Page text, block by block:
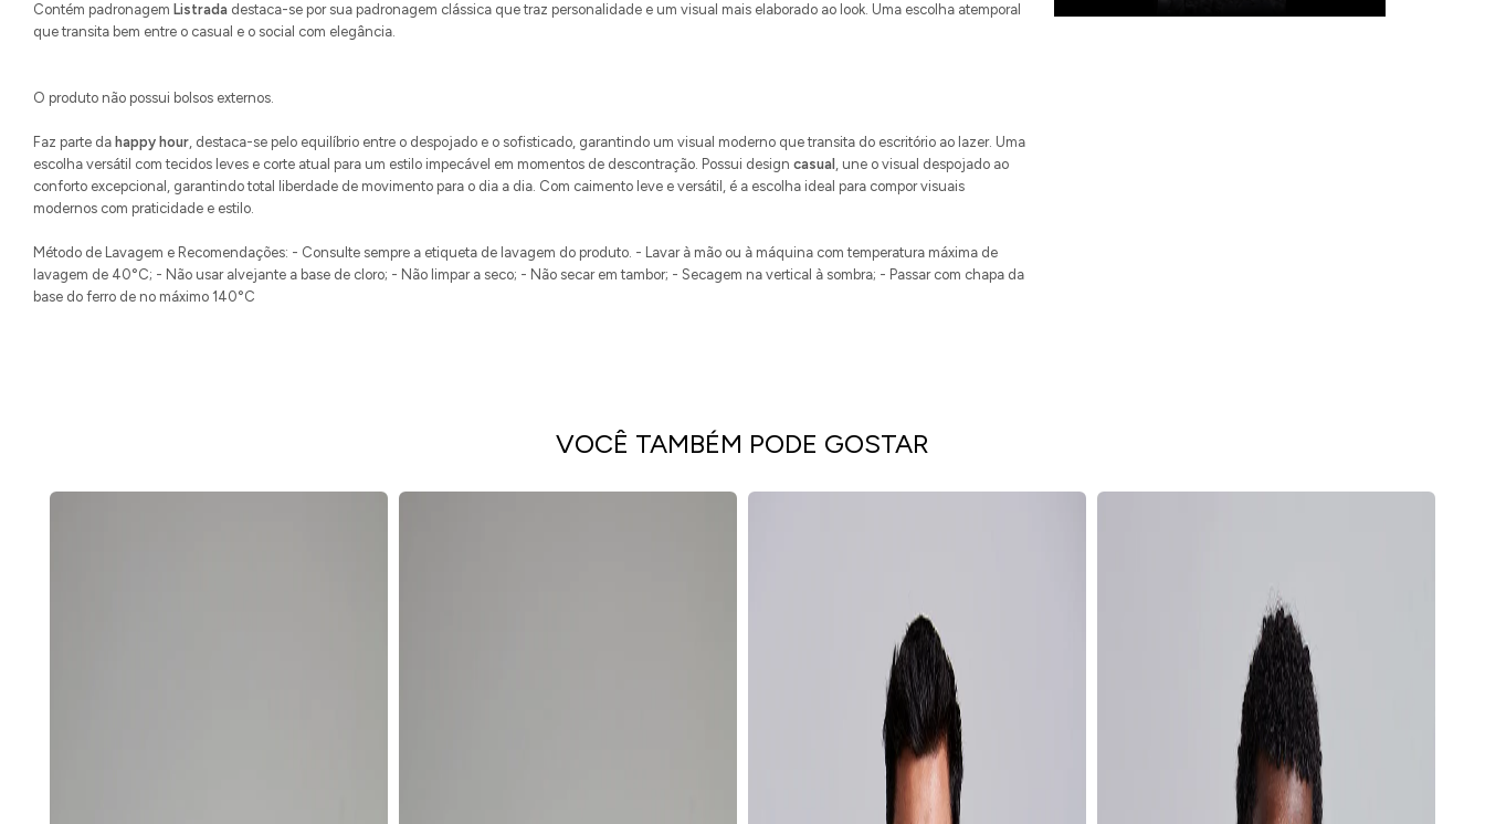
Contém padronagem Listrada destaca-se por sua padronagem clássica que traz personalidade e um visual mais elaborado ao look. Uma escolha atemporal
que transita bem entre o casual e o social com elegância.
O produto não possui bolsos externos.
Faz parte da happy hour, destaca-se pelo equilíbrio entre o despojado e o sofisticado, garantindo um visual moderno que transita do escritório ao lazer. Uma
escolha versátil com tecidos leves e corte atual para um estilo impecável em momentos de descontração. Possui design casual , une o visual despojado ao
conforto excepcional, garantindo total liberdade de movimento para o dia a dia. Com caimento leve e versátil, é a escolha ideal para compor visuais
modernos com praticidade e estilo.
Método de Lavagem e Recomendações: - Consulte sempre a etiqueta de lavagem do produto. - Lavar à mão ou à máquina com temperatura máxima de
lavagem de 40°C; - Não usar alvejante a base de cloro; - Não limpar a seco; - Não secar em tambor; - Secagem na vertical à sombra; - Passar com chapa da
base do ferro de no máximo 140°C
VOCÊ TAMBÉM PODE GOSTAR